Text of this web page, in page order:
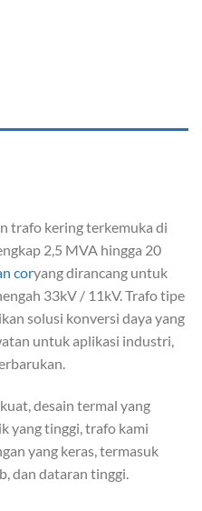
trafo kering terkemuka di
2,5 MVA hingga 20
coryang dirancang untuk
33kV / 11kV. Trafo tipe
solusi konversi daya yang
untuk aplikasi industri,
desain termal yang
yang tinggi, trafo kami
yang keras, termasuk
dan dataran tinggi.